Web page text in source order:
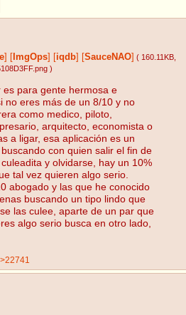
ImgOps iqdb SauceNAO ( 160.11KB
)
es para gente hermosa e
no eres más de un 8/10 y no
como medico, piloto,
arquitecto, economista o
a ligar, esa aplicación es un
con quien salir el fin de
y olvidarse, hay un 10%
tal vez quieren algo serio.
abogado y las que he conocido
buscando un tipo lindo que
las culee, aparte de un par que
algo serio busca en otro lado,